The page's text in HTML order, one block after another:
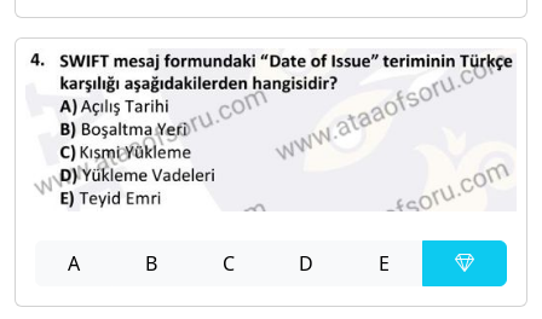
A B C D E